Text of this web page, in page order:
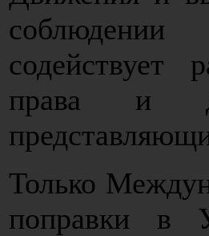
содействует
права и
Только
поправки в